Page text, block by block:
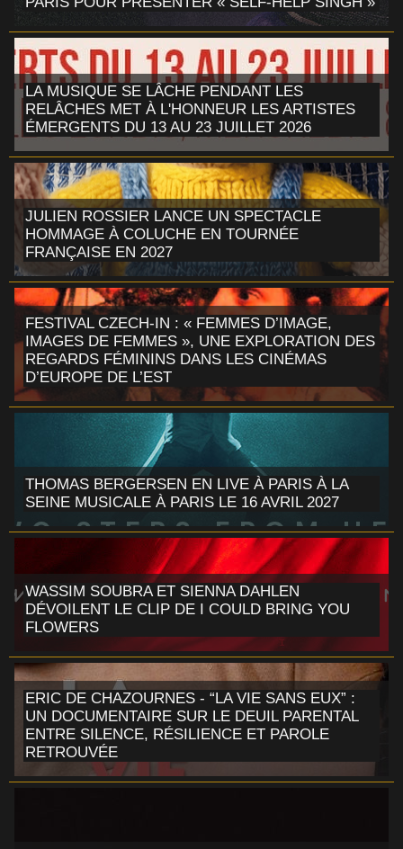
LA MUSIQUE SE LÂCHE PENDANT LES
RELÂCHES MET À L'HONNEUR LES ARTISTES
ÉMERGENTS DU 13 AU 23 JUILLET 2026
JULIEN ROSSIER LANCE UN SPECTACLE
HOMMAGE À COLUCHE EN TOURNÉE
FRANÇAISE EN 2027
FESTIVAL CZECH-IN : « FEMMES D’IMAGE,
IMAGES DE FEMMES », UNE EXPLORATION DES
REGARDS FÉMININS DANS LES CINÉMAS
D’EUROPE DE L’EST
THOMAS BERGERSEN EN LIVE À PARIS À LA
SEINE MUSICALE À PARIS LE 16 AVRIL 2027
WASSIM SOUBRA ET SIENNA DAHLEN
DÉVOILENT LE CLIP DE I COULD BRING YOU
FLOWERS
ERIC DE CHAZOURNES - “LA VIE SANS EUX” :
UN DOCUMENTAIRE SUR LE DEUIL PARENTAL
ENTRE SILENCE, RÉSILIENCE ET PAROLE
RETROUVÉE